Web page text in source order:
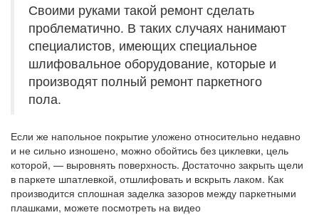
Своими руками такой ремонт сделать
проблематично. В таких случаях нанимают
специалистов, имеющих специальное
шлифовальное оборудование, которые и
производят полный ремонт паркетного
пола.
Если же напольное покрытие уложено относительно недавно
и не сильно изношено, можно обойтись без циклевки, цель
которой, — выровнять поверхность. Достаточно закрыть щели
в паркете шпатлевкой, отшлифовать и вскрыть лаком. Как
производится сплошная заделка зазоров между паркетными
плашками, можете посмотреть на видео